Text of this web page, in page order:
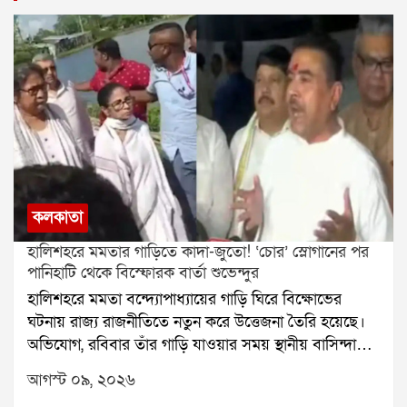
কলকাতা
হালিশহরে মমতার গাড়িতে কাদা-জুতো! ‘চোর’ স্লোগানের পর
পানিহাটি থেকে বিস্ফোরক বার্তা শুভেন্দুর
হালিশহরে মমতা বন্দ্যোপাধ্যায়ের গাড়ি ঘিরে বিক্ষোভের
ঘটনায় রাজ্য রাজনীতিতে নতুন করে উত্তেজনা তৈরি হয়েছে।
অভিযোগ, রবিবার তাঁর গাড়ি যাওয়ার সময় স্থানীয় বাসিন্দাদের
একাংশ বিক্ষোভ দেখান। সেই সময় গাড়ি লক্ষ্য করে কাদা ও
জুতো ছোড়া হয় বলেও অভিযোগ ওঠে। মমতাকে লক্ষ্য করে
আগস্ট ০৯, ২০২৬